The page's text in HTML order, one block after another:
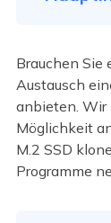
Brauchen Sie
Austausch
anbieten. Wir
Möglichkeit
M.2 SSD
Programme